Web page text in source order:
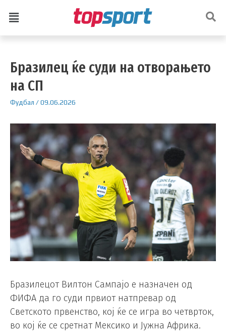
Бразилец ќе суди на отворањето
на СП
Фудбал /09.06.2026
Бразилецот Вилтон Сампајо е назначен од
ФИФА да го суди првиот натпревар од
Светското првенство, кој ќе се игра во четврток,
во кој ќе се сретнат Мексико и Јужна Африка.